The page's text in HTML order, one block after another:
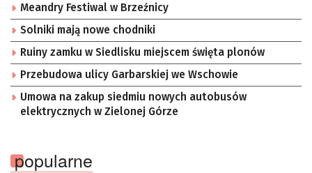
Meandry Festiwal w Brzeźnicy
Solniki mają nowe chodniki
Ruiny zamku w Siedlisku miejscem święta plonów
Przebudowa ulicy Garbarskiej we Wschowie
Umowa na zakup siedmiu nowych autobusów
elektrycznych w Zielonej Górze
popularne